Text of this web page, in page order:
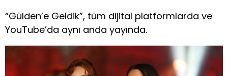
“Gülden’e Geldik”, tüm dijital platformlarda ve
YouTube’da aynı anda yayında.